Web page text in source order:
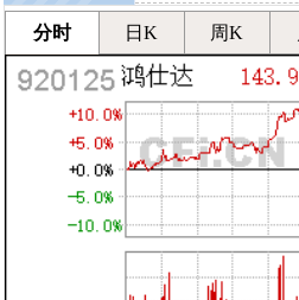
分时 日K 周K